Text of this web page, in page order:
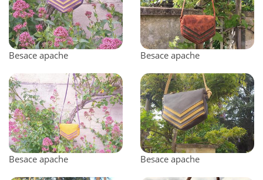
Besace apache Besace apache
Besace apache Besace apache